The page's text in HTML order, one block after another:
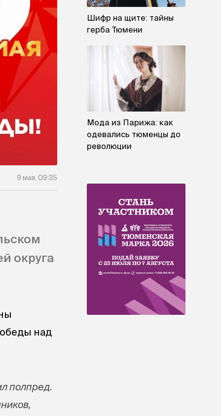
9 мая, 09:35
округа
над
полпред.
Шифр на щите: тайны
герба Тюмени
Мода из Парижа: как
одевались тюменцы до
революции